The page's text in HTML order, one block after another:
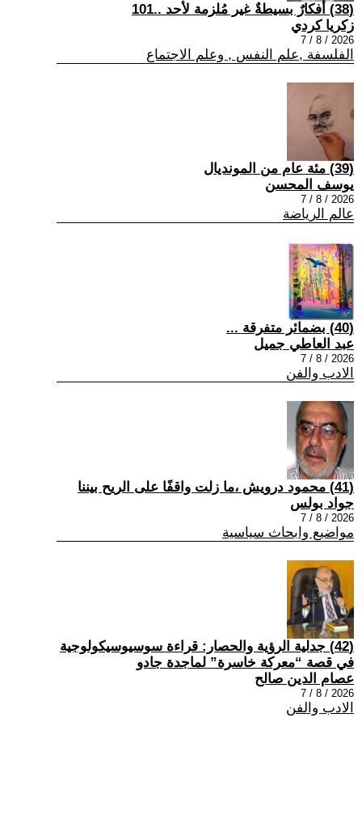
(38) أفكارٌ بسيطةٌ غير مُلزمة لأحد ..101
زكريا كردي
2026 / 8 / 7
الفلسفة ,علم النفس , وعلم الاجتماع
(39) مئة عام من المونديال
يوسف المحسن
2026 / 8 / 7
عالم الرياضة
(40) بضمائر متفرقة ...
عبد العاطي جميل
2026 / 8 / 7
الادب والفن
(41) محمود درويش ،ما زلت واقفًا على الريح بيننا
جواد بولس
2026 / 8 / 7
مواضيع وابحاث سياسية
(42) جدلية الرؤية والحصار: قراءة سوسيوسيكولوجية
في قصة “معركة خاسرة” لماجدة جادو
عصام الدين صالح
2026 / 8 / 7
الادب والفن